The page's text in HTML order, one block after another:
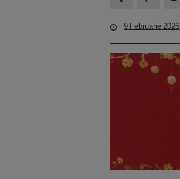
9 Februarie 2026